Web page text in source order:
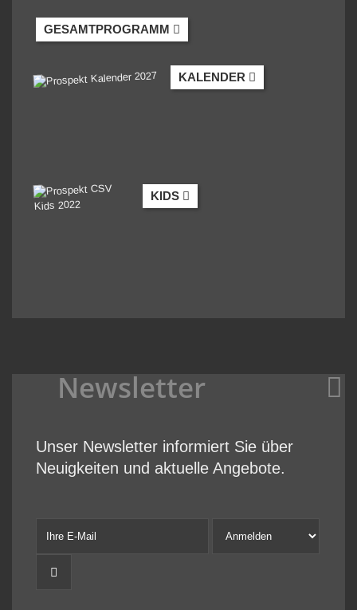
GESAMTPROGRAMM
KALENDER
KIDS
Newsletter
Unser Newsletter informiert Sie über
Neuigkeiten und aktuelle Angebote.